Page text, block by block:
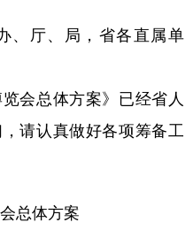
、厅、局，省各直属单
总体方案》已经省人
请认真做好各项筹备工
总体方案